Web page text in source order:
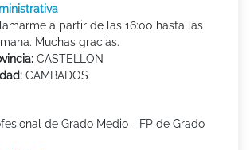
a partir de las 16:00 hasta las
Muchas gracias.
CASTELLON
CAMBADOS
de Grado Medio - FP de Grado